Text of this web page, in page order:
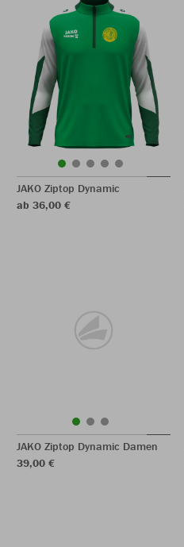
JAKO Ziptop Dynamic
ab 36,00 €
JAKO Ziptop Dynamic Damen
39,00 €